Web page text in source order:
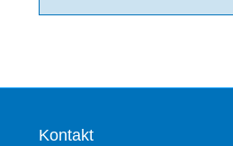
Kontakt